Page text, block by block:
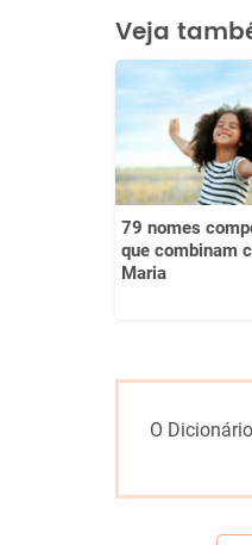
Este
Este
Outro
Veja
79 nomes
que combinam
Maria
O